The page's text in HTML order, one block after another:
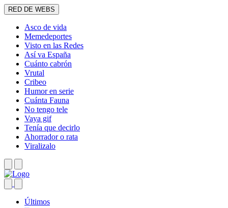
RED DE WEBS
Asco de vida
Memedeportes
Visto en las Redes
Así va España
Cuánto cabrón
Vrutal
Cribeo
Humor en serie
Cuánta Fauna
No tengo tele
Vaya gif
Tenía que decirlo
Ahorrador o rata
Viralizalo
Últimos